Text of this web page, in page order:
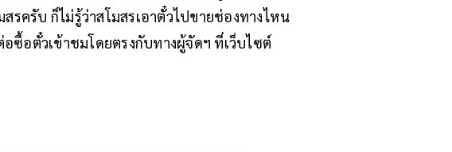
รครับ ก็ไม่รู้ว่าสโมสรเอาตั๋วไปขายช่องทางไหน
ซื้อตั๋วเข้าชมโดยตรงกับทางผู้จัดฯ ที่เว็บไซต์